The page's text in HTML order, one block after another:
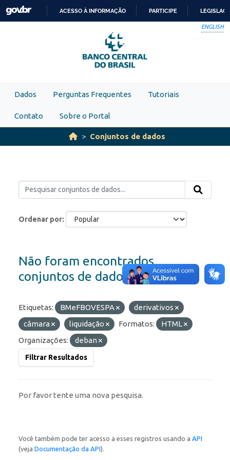
Skip to main content
PARA
O
CONTEÚDO
ACESSO À INFORMAÇÃO PARTICIPE
ENGLISH
Dados Perguntas Frequentes Tutoriais
Contato Sobre o Portal
Conjuntos de dados
Ordenar por
Não foram encontrados
conjuntos de dados
Etiquetas: BMeFBOVESPA
derivativos
câmara
liquidação Formatos:
HTML
Organizações:
deban
Filtrar Resultados
Por favor tente uma nova pesquisa.
Você também pode ter acesso a esses registros usando a API
(veja Documentação da API).